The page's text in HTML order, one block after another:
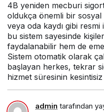
4B yeniden mecburi
oldukça önemli bir sosyal
veya oda kaydı gibi
bu sistem sayesinde
faydalanabilir hem de
Sistem otomatik olarak
başlayan herkes, tekrar
hizmet süresinin
admin tarafından